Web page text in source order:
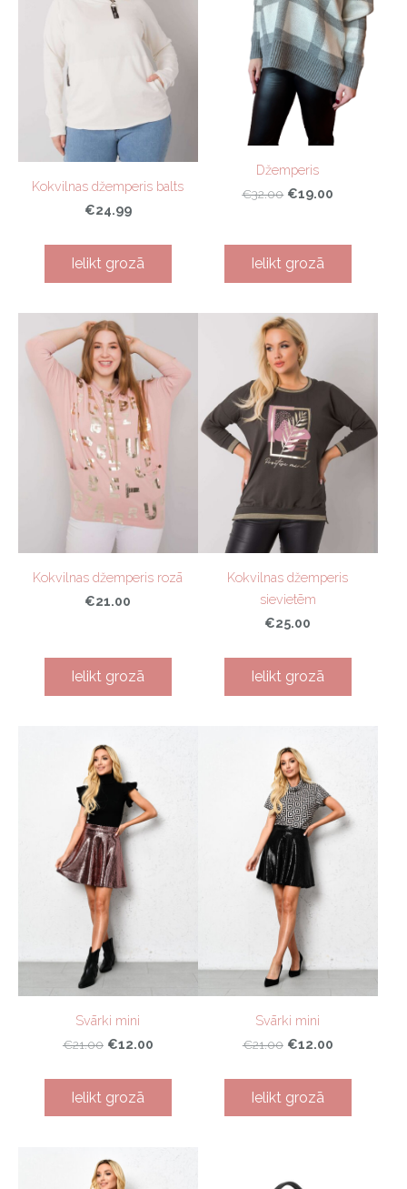
Kokvilnas džemperis balts
€24.99
Ielikt grozā
Džemperis
€32.00 €19.00
Ielikt grozā
Kokvilnas džemperis rozā
€21.00
Ielikt grozā
Kokvilnas džemperis
sievietēm
€25.00
Ielikt grozā
Svārki mini
€21.00 €12.00
Ielikt grozā
Svārki mini
€21.00 €12.00
Ielikt grozā